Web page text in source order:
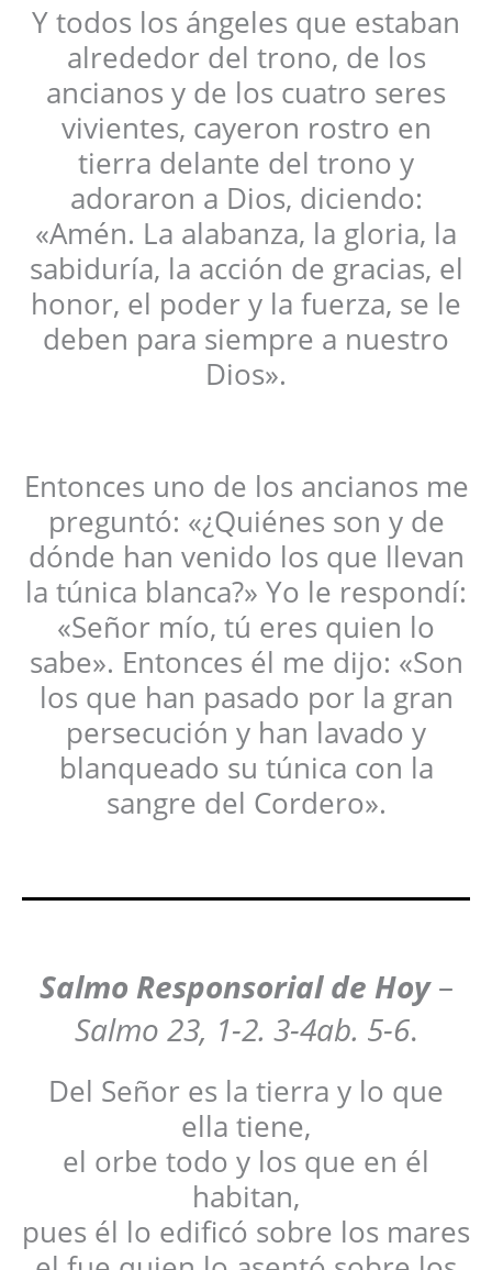
Y todos los ángeles que estaban
alrededor del trono, de los
ancianos y de los cuatro seres
vivientes, cayeron rostro en
tierra delante del trono y
adoraron a Dios, diciendo:
«Amén. La alabanza, la gloria, la
sabiduría, la acción de gracias, el
honor, el poder y la fuerza, se le
deben para siempre a nuestro
Dios».
Entonces uno de los ancianos me
preguntó: «¿Quiénes son y de
dónde han venido los que llevan
la túnica blanca?» Yo le respondí:
«Señor mío, tú eres quien lo
sabe». Entonces él me dijo: «Son
los que han pasado por la gran
persecución y han lavado y
blanqueado su túnica con la
sangre del Cordero».
Salmo Responsorial de Hoy –
Salmo 23, 1-2. 3-4ab. 5-6.
Del Señor es la tierra y lo que
ella tiene,
el orbe todo y los que en él
habitan,
pues él lo edificó sobre los mares